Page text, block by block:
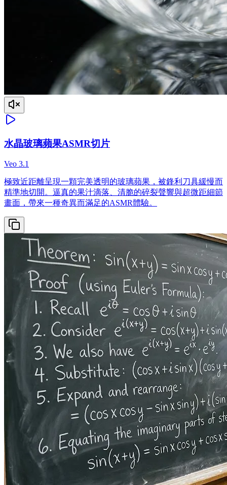
水晶玻璃蘋果ASMR切片
Veo 3.1
極致近距離呈現一顆完美透明的玻璃蘋果，被鋒利刀具緩慢而
精準地切開。逼真的果汁滴落、清脆的碎裂聲響與超微距細節
畫面，帶來一種奇異而滿足的ASMR體驗。